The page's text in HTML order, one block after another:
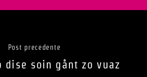
Post precedente
dise soin gånt zo vuaz